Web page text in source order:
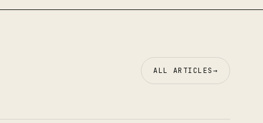
ALL ARTICLES→